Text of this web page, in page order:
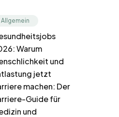
Allgemein
Warum
und
jetzt
machen: Der
Guide für
und